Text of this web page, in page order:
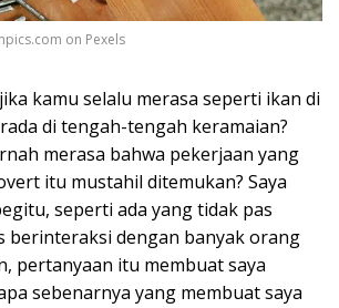
on Pexels
kamu selalu merasa seperti ikan di
di tengah-tengah keramaian?
merasa bahwa pekerjaan yang
itu mustahil ditemukan? Saya
seperti ada yang tidak pas
berinteraksi dengan banyak orang
pertanyaan itu membuat saya
sebenarnya yang membuat saya